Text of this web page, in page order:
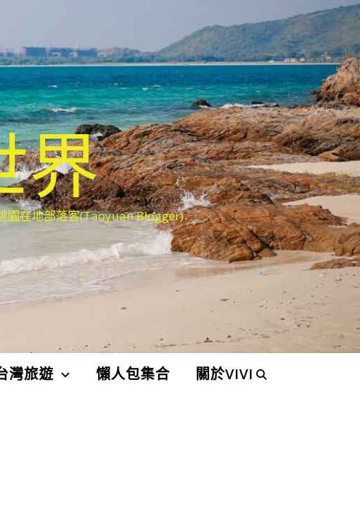
界
園在地部落客(Taoyuan Blogger)
灣旅遊 懶人包集合 關於VIVI